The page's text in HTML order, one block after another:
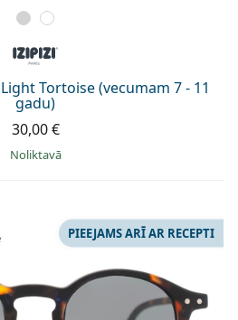
Tortoise (vecumam 7 - 11
gadu)
30,00 €
Noliktavā
PIEEJAMS ARĪ AR RECEPTI